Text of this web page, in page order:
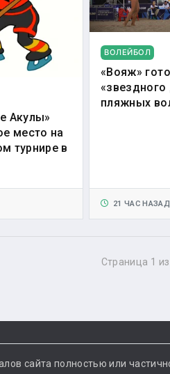
Акулы»
место на
турнире в
ВОЛЕЙБОЛ
«Вояж»
«звездного
пляжных
21 ЧАС НАЗАД
Страница 1
сайта полностью или